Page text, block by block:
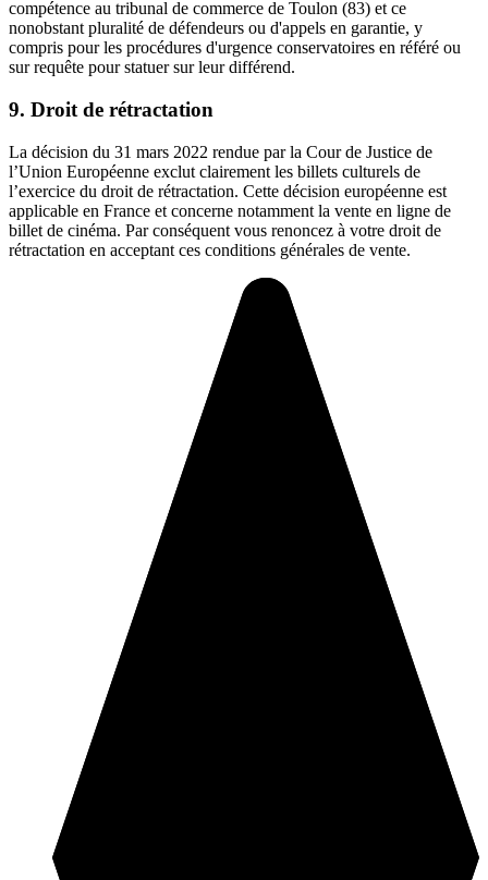
compétence au tribunal de commerce de Toulon (83) et ce
nonobstant pluralité de défendeurs ou d'appels en garantie, y
compris pour les procédures d'urgence conservatoires en référé ou
sur requête pour statuer sur leur différend.
9. Droit de rétractation
La décision du 31 mars 2022 rendue par la Cour de Justice de
l’Union Européenne exclut clairement les billets culturels de
l’exercice du droit de rétractation. Cette décision européenne est
applicable en France et concerne notamment la vente en ligne de
billet de cinéma. Par conséquent vous renoncez à votre droit de
rétractation en acceptant ces conditions générales de vente.